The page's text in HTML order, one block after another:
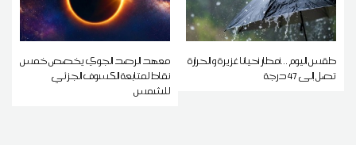
طقس اليوم ...أمطار أحيانا غزيرة و الحرارة
تصل إلى 47 درجة
معهد الرصد الجوي يخصص خمس
نقاط لمتابعة الكسوف الجزئي
للشمس